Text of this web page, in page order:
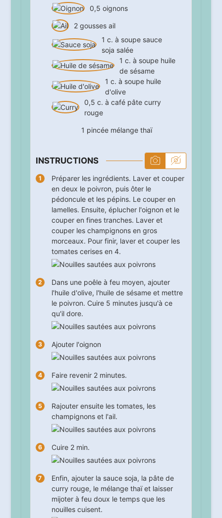
0,5 oignons
2 gousses ail
1 c. à soupe sauce
soja salée
1 c. à soupe huile
de sésame
1 c. à soupe huile
d'olive
0,5 c. à café pâte curry
rouge
1 pincée mélange thaï
INSTRUCTIONS
Préparer les ingrédients. Laver et couper
en deux le poivron, puis ôter le
pédoncule et les pépins. Le couper en
lamelles. Ensuite, éplucher l'oignon et le
couper en fines tranches. Laver et
couper les champignons en gros
morceaux. Pour finir, laver et couper les
tomates cerises en 4.
Dans une poêle à feu moyen, ajouter
l'huile d'olive, l'huile de sésame et mettre
le poivron. Cuire 5 minutes jusqu'à ce
qu'il dore.
Ajouter l'oignon
Faire revenir 2minutes.
Rajouter ensuite les tomates, les
champignons et l'ail.
Cuire 2min.
Enfin, ajouter la sauce soja, la pâte de
curry rouge, le mélange thaï et laisser
mijoter à feu doux le temps que les
nouilles cuisent.